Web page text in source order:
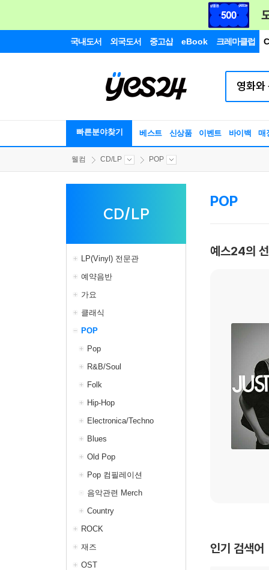
국내도서 외국도서 중고샵 eBook 크레마클럽
빠른분야찾기 베스트 신상품 이벤트 바이백 매
웰컴 CD/LP POP
CD/LP
LP(Vinyl) 전문관
예약음반
가요
클래식
POP
Pop
R&B/Soul
Folk
Hip-Hop
Electronica/Techno
Blues
Old Pop
Pop 컴필레이션
음악관련 Merch
Country
ROCK
재즈
OST
POP
예스24의
인기 검색어